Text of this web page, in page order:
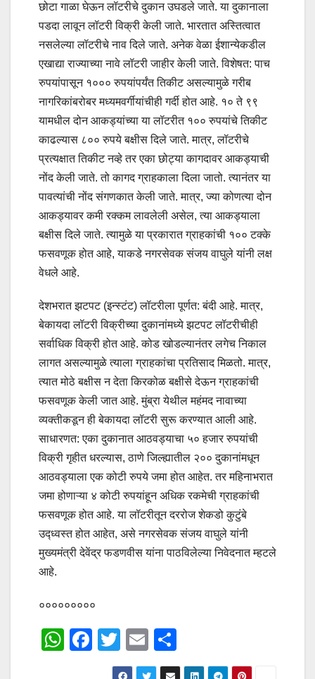
छोटा गाळा घेऊन लॉटरीचे दुकान उघडले जाते. या दुकानाला
पडदा लावून लॉटरी विक्री केली जाते. भारतात अस्तित्वात
नसलेल्या लॉटरीचे नाव दिले जाते. अनेक वेळा ईशान्येकडील
एखाद्या राज्याच्या नावे लॉटरी जाहीर केली जाते. विशेषत: पाच
रुपयांपासून १००० रुपयांपर्यंत तिकीट असल्यामुळे गरीब
नागरिकांबरोबर मध्यमवर्गीयांचीही गर्दी होत आहे. १० ते ९९
यामधील दोन आकड्यांच्या या लॉटरीत १०० रुपयांचे तिकीट
काढल्यास ८०० रुपये बक्षीस दिले जाते. मात्र, लॉटरीचे
प्रत्यक्षात तिकीट नव्हे तर एका छोट्या कागदावर आकड्याची
नोंद केली जाते. तो कागद ग्राहकाला दिला जातो. त्यानंतर या
पावत्यांची नोंद संगणकात केली जाते. मात्र, ज्या कोणत्या दोन
आकड्यावर कमी रक्कम लावलेली असेल, त्या आकड्याला
बक्षीस दिले जाते. त्यामुळे या प्रकारात ग्राहकांची १०० टक्के
फसवणूक होत आहे, याकडे नगरसेवक संजय वाघुले यांनी लक्ष
वेधले आहे.
देशभरात झटपट (इन्स्टंट) लॉटरीला पूर्णत: बंदी आहे. मात्र,
बेकायदा लॉटरी विक्रीच्या दुकानांमध्ये झटपट लॉटरीचीही
सर्वाधिक विक्री होत आहे. कोड खोडल्यानंतर लगेच निकाल
लागत असल्यामुळे त्याला ग्राहकांचा प्रतिसाद मिळतो. मात्र,
त्यात मोठे बक्षीस न देता किरकोळ बक्षीसे देऊन ग्राहकांची
फसवणूक केली जात आहे. मुंब्रा येथील महंमद नावाच्या
व्यक्तीकडून ही बेकायदा लॉटरी सुरू करण्यात आली आहे.
साधारणत: एका दुकानात आठवड्याचा ५० हजार रुपयांची
विक्री गृहीत धरल्यास, ठाणे जिल्ह्यातील २०० दुकानांमधून
आठवड्याला एक कोटी रुपये जमा होत आहेत. तर महिनाभरात
जमा होणाऱ्या ४ कोटी रुपयांहून अधिक रकमेची ग्राहकांची
फसवणूक होत आहे. या लॉटरीतून दररोज शेकडो कुटुंबे
उद्ध्वस्त होत आहेत, असे नगरसेवक संजय वाघुले यांनी
मुख्यमंत्री देवेंद्र फडणवीस यांना पाठविलेल्या निवेदनात म्हटले
आहे.
०००००००००
W
F
T
wi
E
m h